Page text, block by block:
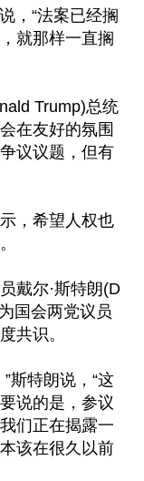
，“法案已经搁
就那样一直搁
Trump)总统
在友好的氛围
议议题，但有
，希望人权也
戴尔·斯特朗(D
国会两党议员
共识。
斯特朗说，“这
说的是，参议
们正在揭露一
该在很久以前